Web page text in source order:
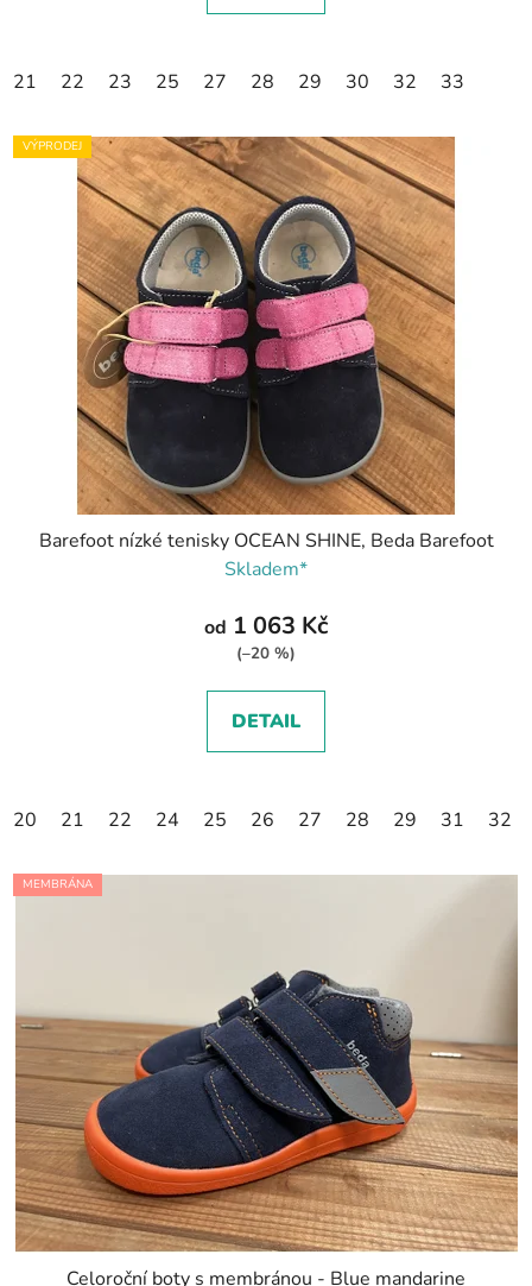
21 22 23 25 27 28 29 30 32 33
VÝPRODEJ
Barefoot nízké tenisky OCEAN SHINE, Beda Barefoot
Skladem*
od 1 063 Kč
(–20 %)
DETAIL
20 21 22 24 25 26 27 28 29 31 32
MEMBRÁNA
Celoroční boty s membránou - Blue mandarine